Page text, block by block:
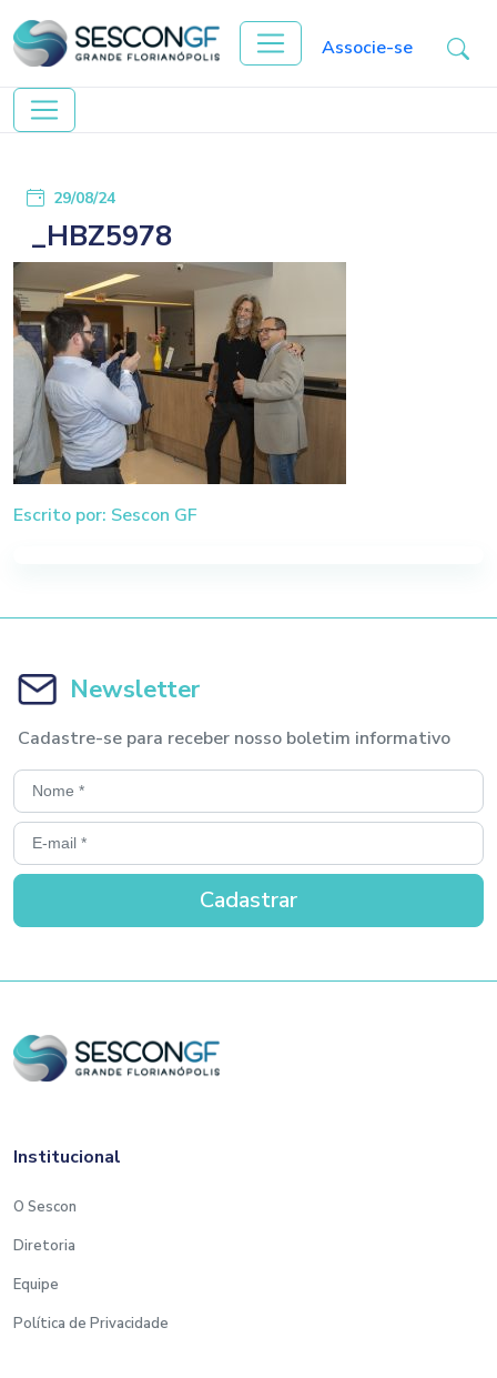
Associe-se
29/08/24
_HBZ5978
Escrito por: Sescon GF
Newsletter
Cadastre-se para receber nosso boletim informativo
Institucional
O Sescon
Diretoria
Equipe
Política de Privacidade